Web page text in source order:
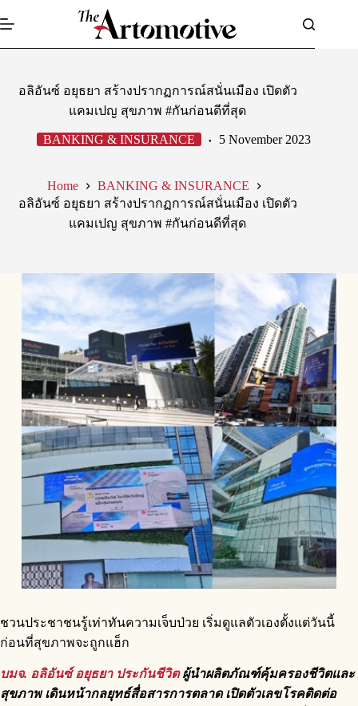
to
อลิอันซ์ อยุธยา สร้างปรากฏการณ์สนั่นเมือง เปิดตัว
แคมเปญ สุขภาพ #กันก่อนดีที่สุด
BANKING & INSURANCE 5 November 2023
Home
BANKING & INSURANCE
อลิอันซ์ อยุธยา สร้างปรากฏการณ์สนั่นเมือง เปิดตัว
แคมเปญ สุขภาพ #กันก่อนดีที่สุด
ชวนประชาชนรู้เท่าทันความเจ็บป่วย เริ่มดูแลตัวเองตั้งแต่วันนี้
ก่อนที่สุขภาพจะถูกแฮ็ก
บมจ. อลิอันซ์ อยุธยา ประกันชีวิตผู้นำผลิตภัณฑ์คุ้มครองชีวิตและ
สุขภาพ เดินหน้ากลยุทธ์สื่อสารการตลาด เปิดตัวเลขโรคติดต่อ